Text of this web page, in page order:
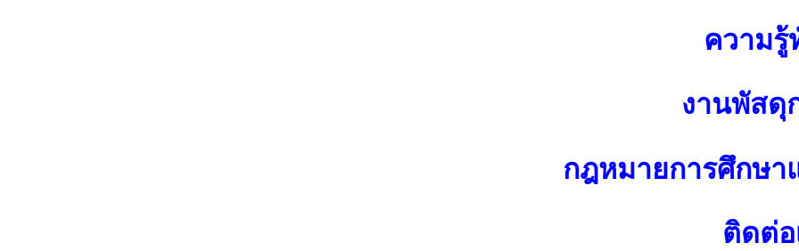
ความรู้
งานพัสดุ
กฎหมายการศึกษ
ติดต่อ